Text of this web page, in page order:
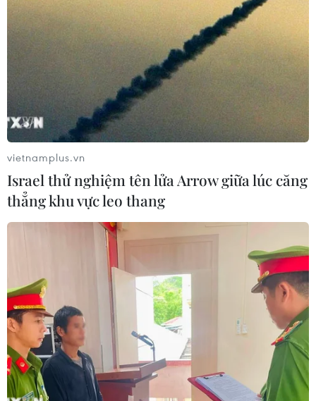
vietnamplus.vn
Israel thử nghiệm tên lửa Arrow giữa lúc căng
thẳng khu vực leo thang